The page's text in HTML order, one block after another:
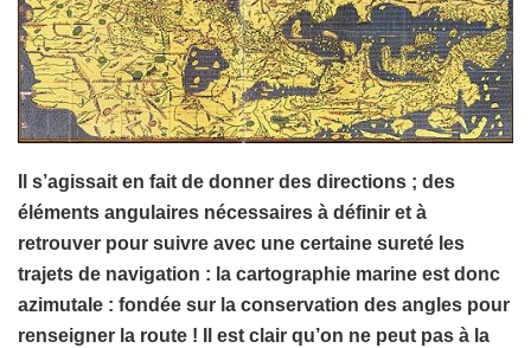
Il s’agissait en fait de donner des directions ; des
éléments angulaires nécessaires à définir et à
retrouver pour suivre avec une certaine sureté les
trajets de navigation : la cartographie marine est donc
azimutale : fondée sur la conservation des angles pour
renseigner la route ! Il est clair qu’on ne peut pas à la